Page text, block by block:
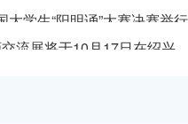
学生“阳明诵”大赛决赛举行
流展将于10月17日在绍兴